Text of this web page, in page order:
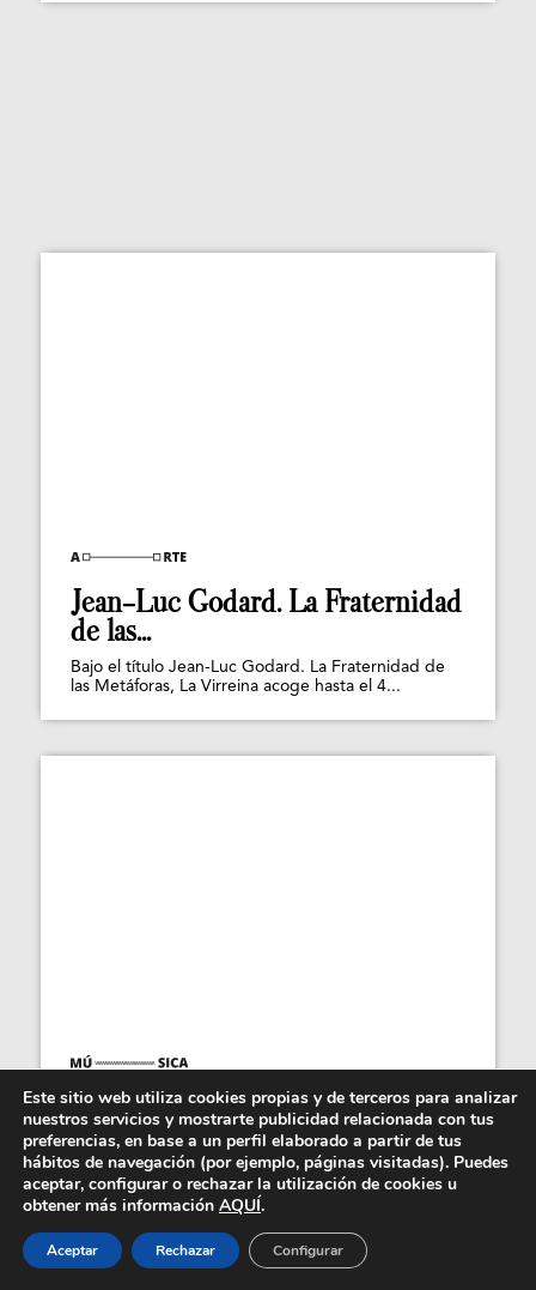
Jean-Luc Godard. La Fraternidad
de las...
Bajo el título Jean-Luc Godard. La Fraternidad de
las Metáforas, La Virreina acoge hasta el 4...
El Diablo De Shanghai presenta
Testamento, su...
El Diablo De Shanghai es el quinteto indie rock de
Barcelona que te van a molar... Con su primer...
Este sitio web utiliza cookies propias y de terceros para analizar
nuestros servicios y mostrarte publicidad relacionada con tus
preferencias, en base a un perfil elaborado a partir de tus
hábitos de navegación (por ejemplo, páginas visitadas). Puedes
aceptar, configurar o rechazar la utilización de cookies u
obtener más información AQUÍ.
Aceptar Rechazar Configurar